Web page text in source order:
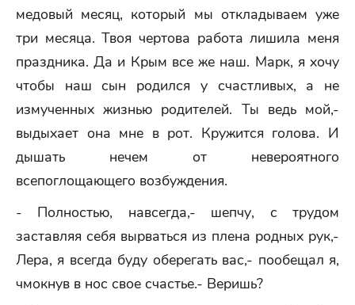
медовый месяц, который мы откладываем уже
три месяца. Твоя чертова работа лишила меня
праздника. Да и Крым все же наш. Марк, я хочу
чтобы наш сын родился у счастливых, а не
измученных жизнью родителей. Ты ведь мой,-
выдыхает она мне в рот. Кружится голова. И
дышать нечем от невероятного
всепоглощающего возбуждения.
- Полностью, навсегда,- шепчу, с трудом
заставляя себя вырваться из плена родных рук,-
Лера, я всегда буду оберегать вас,- пообещал я,
чмокнув в нос свое счастье.- Веришь?